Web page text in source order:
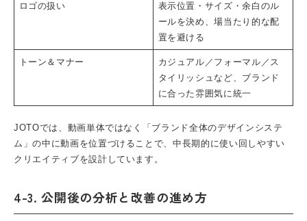
ロゴの扱い
表示位置・サイズ・余白のル
ールを決め、場当たり的な配
置を避ける
トーン＆マナー
カジュアル／フォーマル／ス
タイリッシュなど、ブランド
に合った雰囲気に統一
JOTOでは、動画単体ではなく「ブランド全体のデザインシステ
ム」の中に動画を位置づけることで、中長期的に使い回しやすい
クリエイティブを設計しています。
4-3. 公開後の分析と改善の進め方